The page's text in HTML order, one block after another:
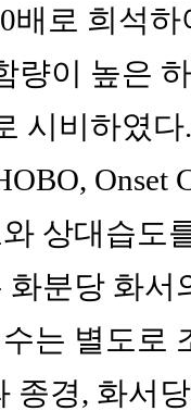
배로 희석
량이 높은
시비하였다.
Onset
상대습도
분당 화서
는 별도로
종경, 화서